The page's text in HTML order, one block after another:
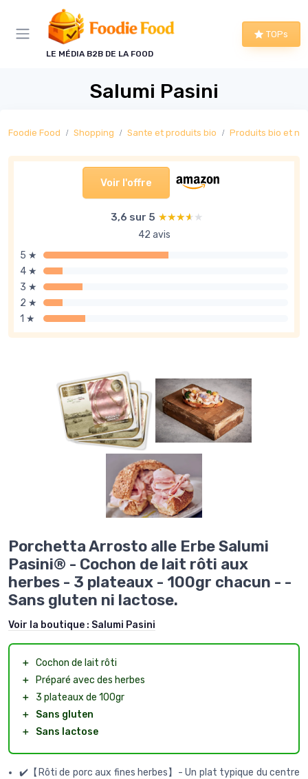
LE MÉDIA B2B DE LA FOOD
TOPs
Salumi Pasini
Foodie Food Shopping Sante et produits bio Produits bio et
Voir l'offre
3,6 sur 5 ★★★★★
★★★★★
42 avis
5 ★
4 ★
3 ★
2 ★
1 ★
Porchetta Arrosto alle Erbe Salumi
Pasini® - Cochon de lait rôti aux
herbes - 3 plateaux - 100gr chacun - -
Sans gluten ni lactose.
Voir la boutique : Salumi Pasini
＋ Cochon de lait rôti
＋
Préparé avec des herbes
＋
3 plateaux de 100gr
＋
Sans gluten
＋
Sans lactose
✔️【Rôti de porc aux fines herbes】- Un plat typique du centre
Panneau de gestion des cookies